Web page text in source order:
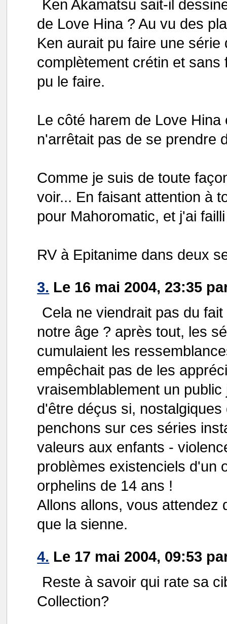
Ken Akamatsu sait-il
de Love Hina ? Au vu des
Ken aurait pu faire une
complètement crétin et
pu le faire.
Le côté harem de Love
n'arrêtait pas de se prendre
Comme je suis de toute
voir... En faisant attention à
pour Mahoromatic, et j'ai
RV à Epitanime dans deux
3. Le 16 mai 2004, 23:35
Cela ne viendrait pas du
notre âge ? après tout, les
cumulaient les
empêchait pas de les
vraisemblablement un
d'être déçus si,
penchons sur ces séries
valeurs aux enfants -
problèmes existenciels d'un
orphelins de 14 ans !
Allons allons, vous attendez
que la sienne.
4. Le 17 mai 2004, 09:53
Reste à savoir qui rate sa
Collection?